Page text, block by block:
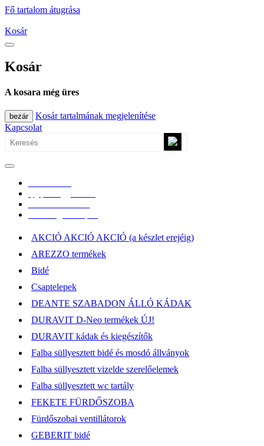
Fő tartalom átugrása
Kosár
Kosár
A kosara még üres
bezár
Kosár tartalmának megjelenítése
Kapcsolat
AKCIÓ AKCIÓ AKCIÓ (a készlet erejéig)
AREZZO termékek
Bidé
Csaptelepek
DEANTE SZABADON ÁLLÓ KÁDAK
DURAVIT D-Neo termékek ÚJ!
DURAVIT kádak és kiegészítők
Falba süllyesztett bidé és mosdó állványok
Falba süllyesztett vizelde szerelőelemek
Falba süllyesztett wc tartály
FEKETE FÜRDŐSZOBA
Fürdőszobai ventillátorok
GEBERIT bidé